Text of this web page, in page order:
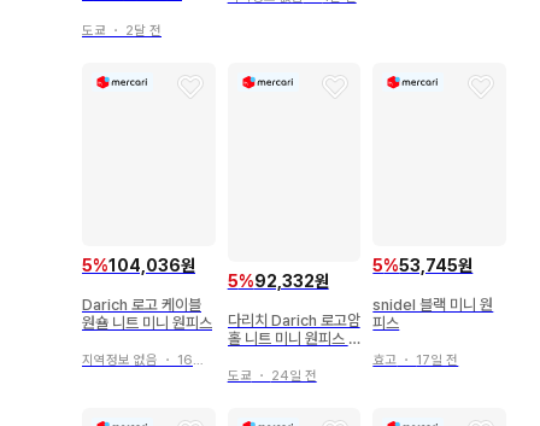
도쿄 ・ 2달 전
5%104,036원
Darich 로고 케이블
원숄 니트 미니 원피스
지역정보 없음 ・ 16일 전
5%92,332원
다리치 Darich 로고암
홀 니트 미니 원피스 F
도쿄 ・ 24일 전
5%53,745원
snidel 블랙 미니 원
피스
효고 ・ 17일 전